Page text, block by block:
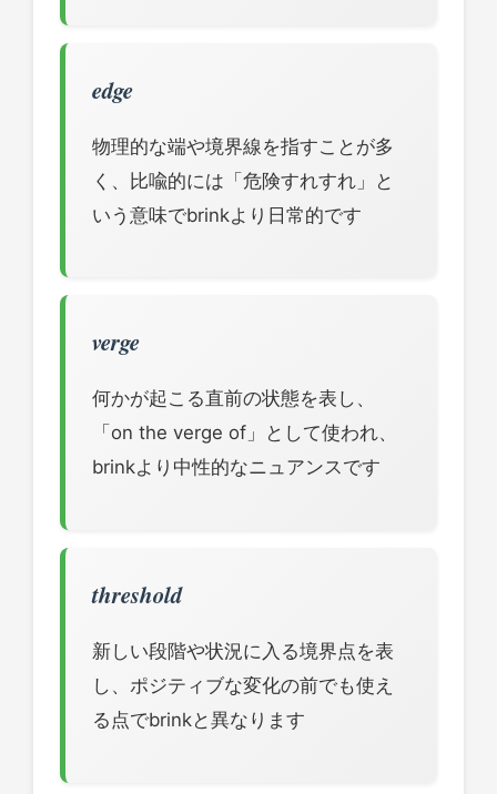
edge
物理的な端や境界線を指すことが多
く、比喩的には「危険すれすれ」と
いう意味でbrinkより日常的です
verge
何かが起こる直前の状態を表し、
「on the verge of」として使われ、
brinkより中性的なニュアンスです
threshold
新しい段階や状況に入る境界点を表
し、ポジティブな変化の前でも使え
る点でbrinkと異なります